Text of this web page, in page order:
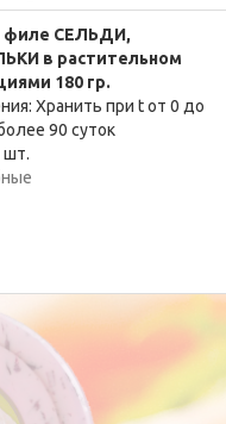
филе СЕЛЬДИ,
в растительном
180 гр.
Хранить при t от 0 до
90 суток
шт.